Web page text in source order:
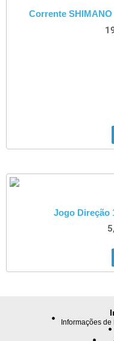
Corrente SHIMANO
Jogo Direção
Informações